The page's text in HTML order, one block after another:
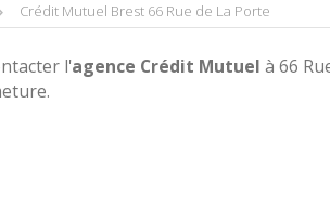
Crédit Mutuel Brest 66 Rue de La Porte
l'agence Crédit Mutuel à 66